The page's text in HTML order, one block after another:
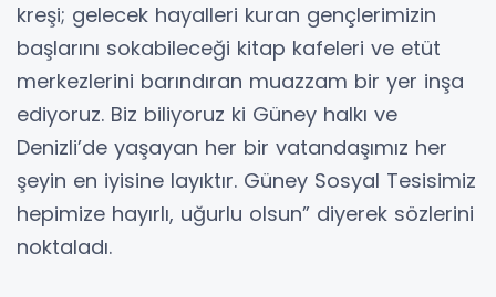
kreşi; gelecek hayalleri kuran gençlerimizin
başlarını sokabileceği kitap kafeleri ve etüt
merkezlerini barındıran muazzam bir yer inşa
ediyoruz. Biz biliyoruz ki Güney halkı ve
Denizli’de yaşayan her bir vatandaşımız her
şeyin en iyisine layıktır. Güney Sosyal Tesisimiz
hepimize hayırlı, uğurlu olsun” diyerek sözlerini
noktaladı.